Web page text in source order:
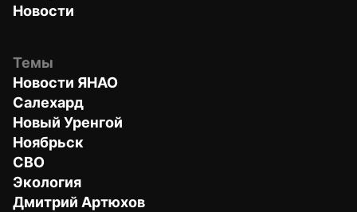
Новости
Темы
Новости ЯНАО
Салехард
Новый Уренгой
Ноябрьск
СВО
Экология
Дмитрий Артюхов